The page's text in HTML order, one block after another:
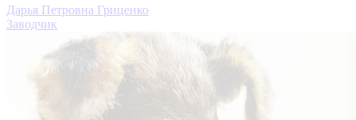
Дарья Петровна Гриценко
Заводчик